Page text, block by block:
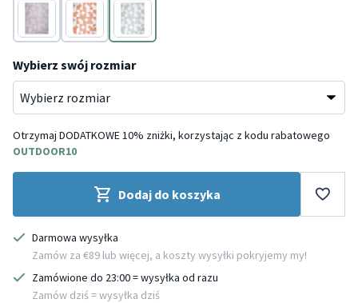
Szary TerakotaZielony
Wybierz swój rozmiar
Otrzymaj DODATKOWE 10% zniżki, korzystając z kodu rabatowego
OUTDOOR10
Dodaj do koszyka
Darmowa wysyłka
Zamów za €89 lub więcej, a koszty wysyłki pokryjemy my!
Zamówione do 23:00 = wysyłka od razu
Zamów dziś = wysyłka dziś